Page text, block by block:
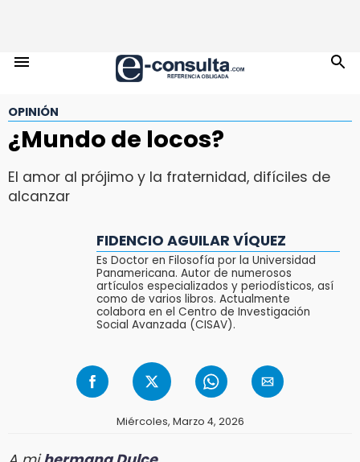
OPINIÓN
¿Mundo de locos?
El amor al prójimo y la fraternidad, difíciles de
alcanzar
FIDENCIO AGUILAR VÍQUEZ
Es Doctor en Filosofía por la Universidad
Panamericana. Autor de numerosos
artículos especializados y periodísticos, así
como de varios libros. Actualmente
colabora en el Centro de Investigación
Social Avanzada (CISAV).
Miércoles, Marzo 4, 2026